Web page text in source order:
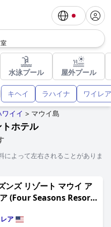
室
水泳プール 屋外プール
キヘイ ラハイナ ワイレア
ワイイ > マウイ島
ホテル
によって左右されることがありま
ンズ リゾート マウイ ア
(Four Seasons Resort
ア